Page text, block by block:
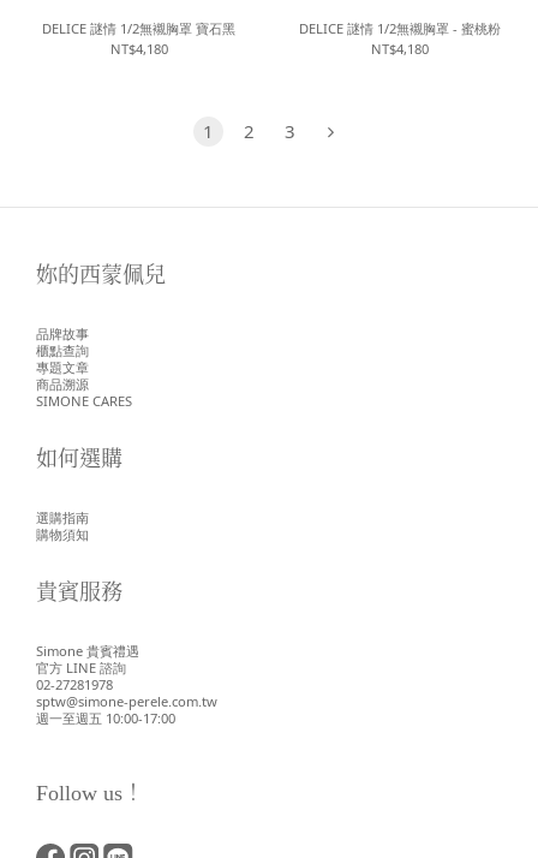
DELICE 謎情 1/2無襯胸罩 寶石黑
NT$4,180
DELICE 謎情 1/2無襯胸罩 - 蜜桃粉
NT$4,180
1 2 3
妳的西蒙佩兒
品牌故事
櫃點查詢
專題文章
商品溯源
SIMONE CARES
如何選購
選購指南
購物須知
貴賓服務
Simone 貴賓禮遇
官方 LINE 諮詢
02-27281978
sptw@simone-perele.com.tw
週一至週五 10:00-17:00
Follow us！